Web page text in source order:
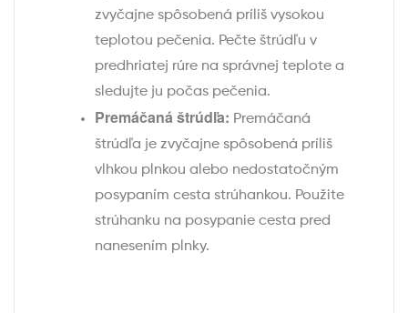
zvyčajne spôsobená príliš vysokou
teplotou pečenia. Pečte štrúdľu v
predhriatej rúre na správnej teplote a
sledujte ju počas pečenia.
Premáčaná štrúdľa: Premáčaná
štrúdľa je zvyčajne spôsobená príliš
vlhkou plnkou alebo nedostatočným
posypaním cesta strúhankou. Použite
strúhanku na posypanie cesta pred
nanesením plnky.